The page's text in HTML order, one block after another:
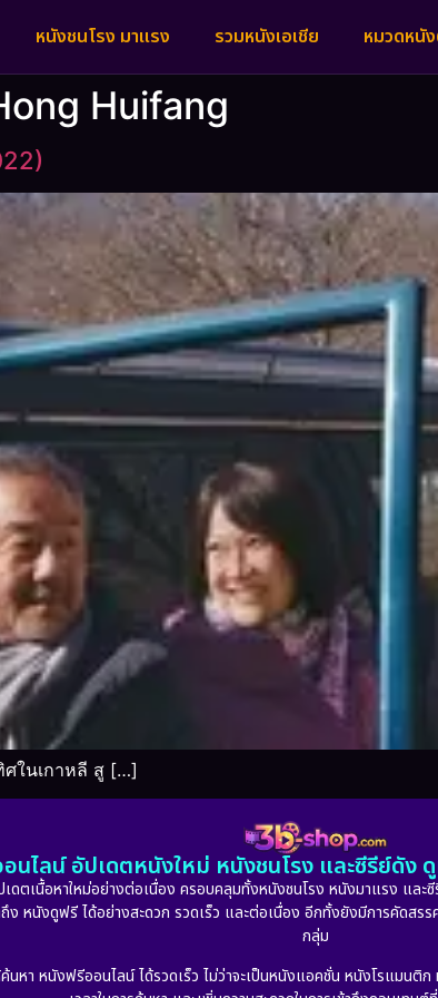
หนังชนโรง มาแรง รวมหนังเอเชีย หมวดหนั
Huifang
ศในเกาหลี สู […]
นไลน์ อัปเดตหนังใหม่ หนังชนโรง และซีรีย์ดัง
เนื้อหาใหม่อย่างต่อเนื่อง ครอบคลุมทั้งหนังชนโรง หนังมาแรง แล
ถึง หนังดูฟรี ได้อย่างสะดวก รวดเร็ว และต่อเนื่อง อีกทั้งยังมีการคัด
กลุ่ม
นหา หนังฟรีออนไลน์ ได้รวดเร็ว ไม่ว่าจะเป็นหนังแอคชั่น หนังโรแม